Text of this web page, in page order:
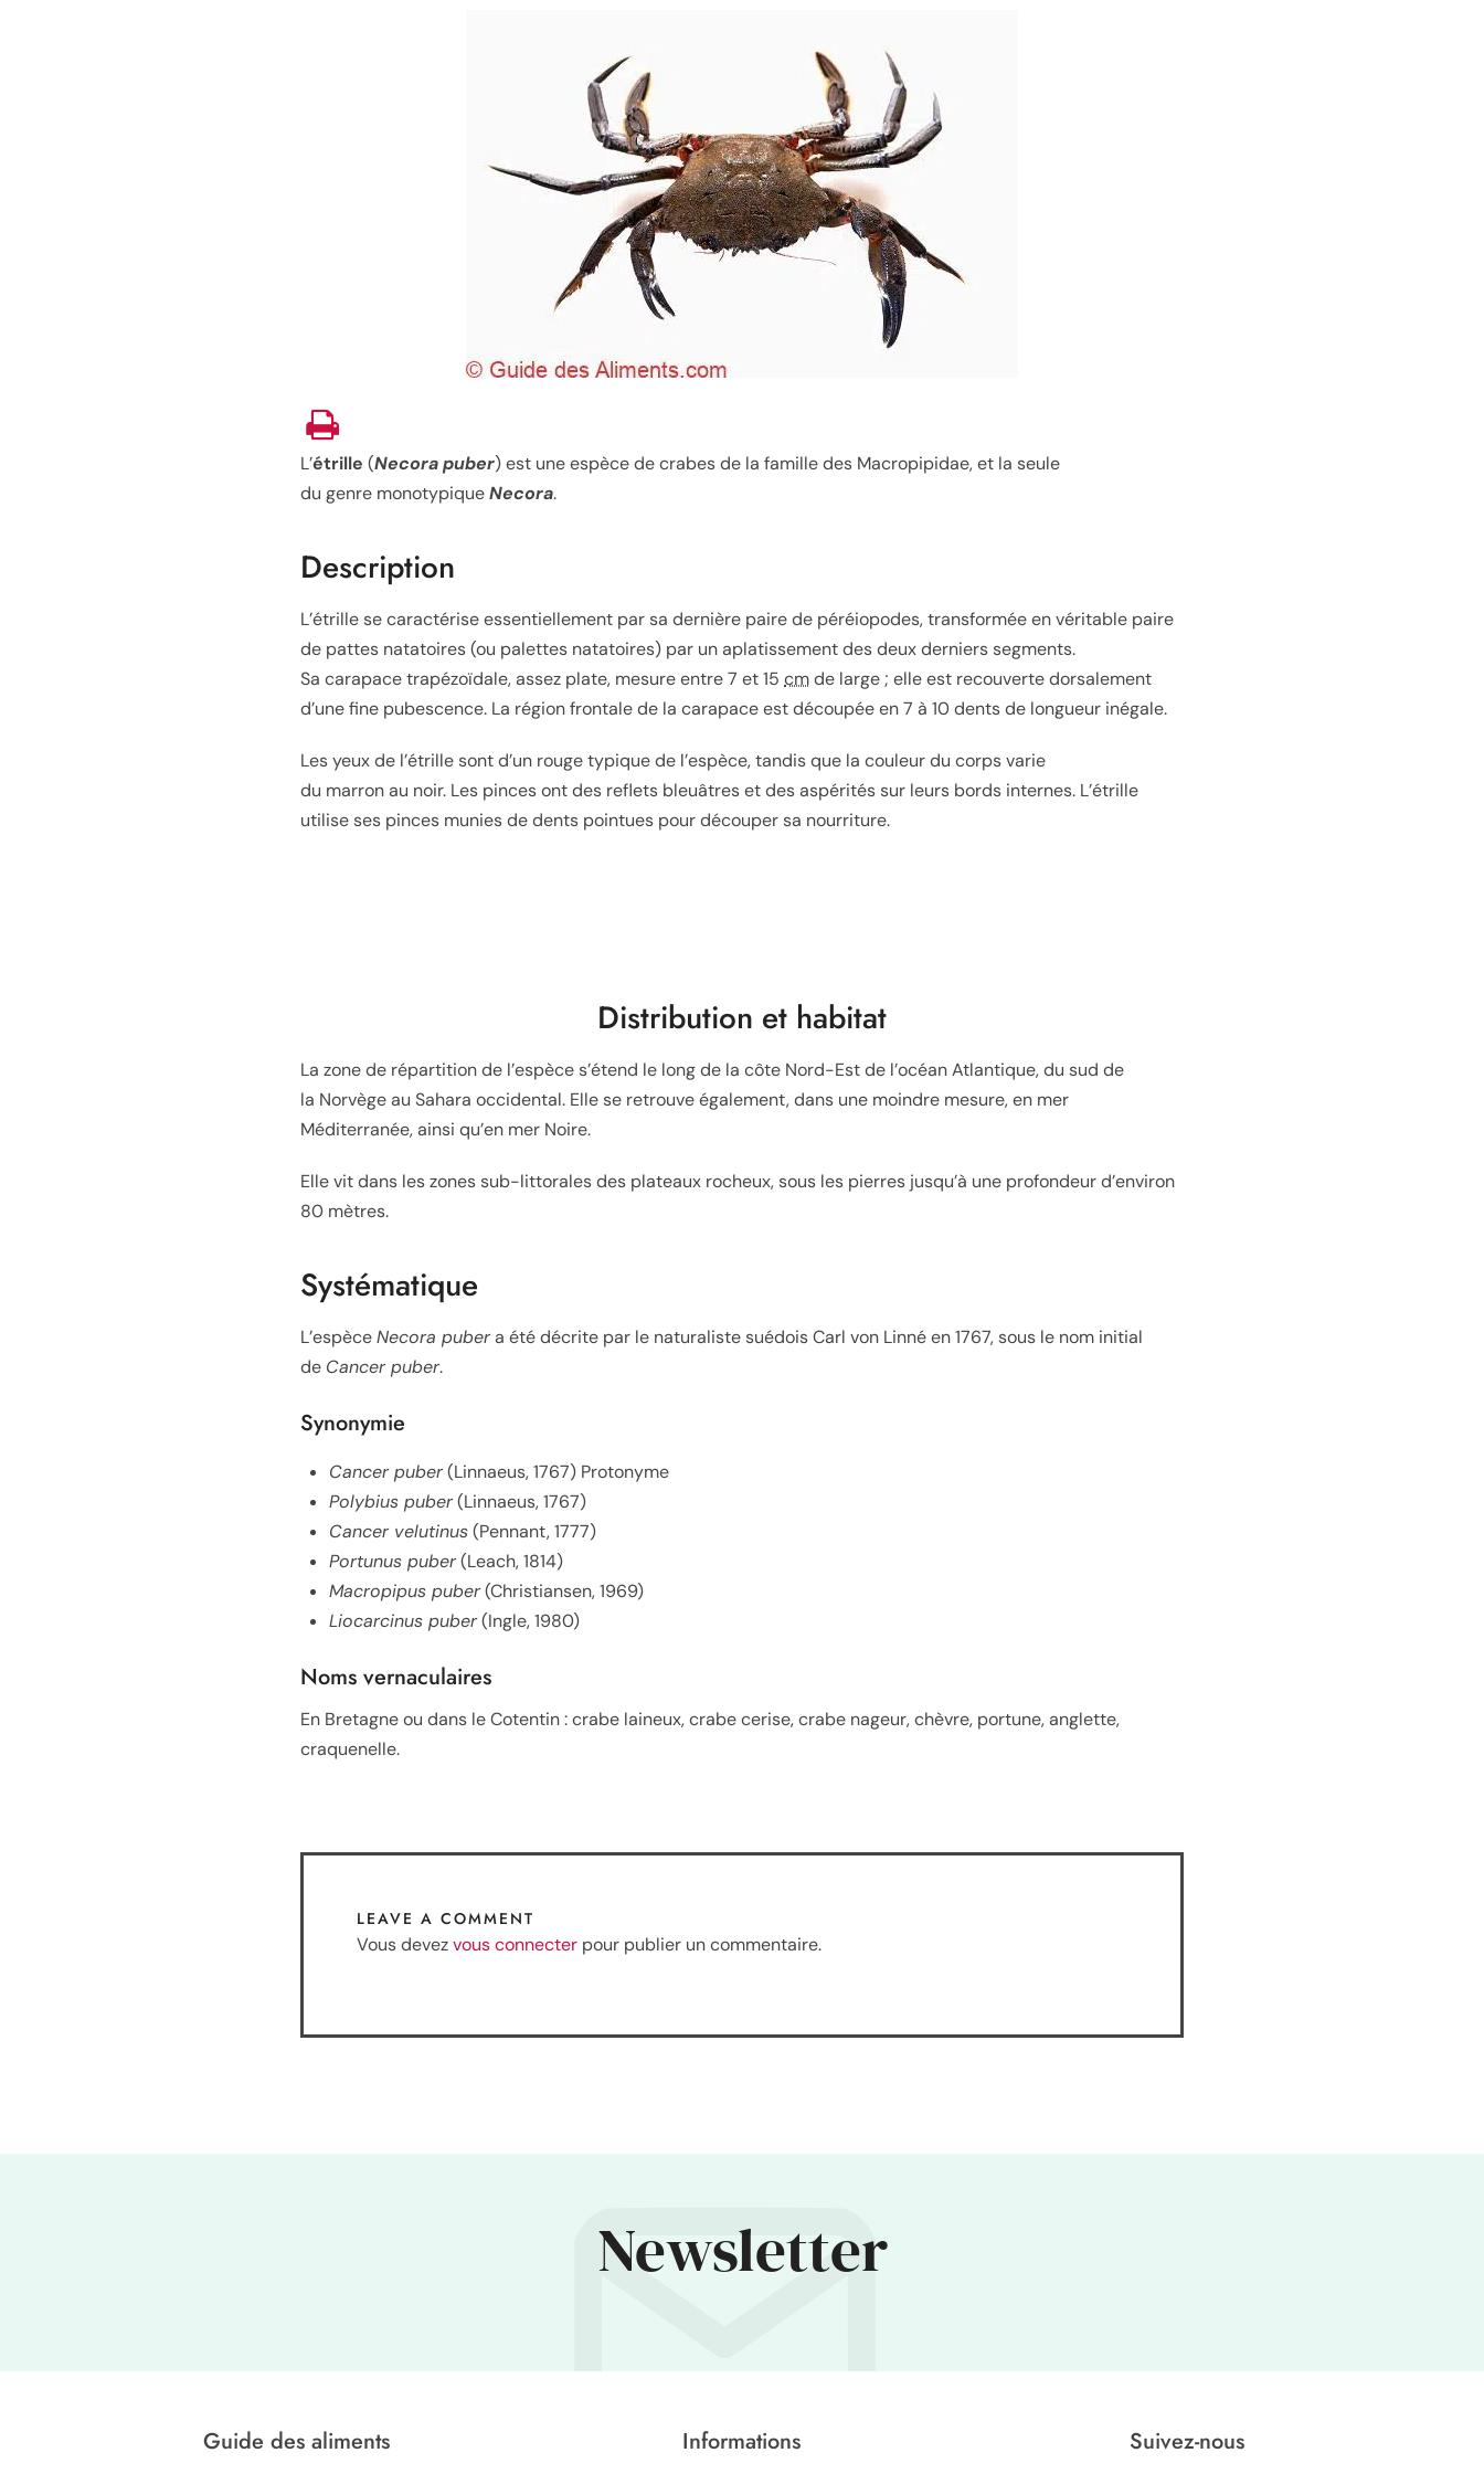
L’étrille (Necora puber) est une espèce de crabes de la famille des Macropipidae, et la seule
du genre monotypiqueNecora.
Description
L’étrille se caractérise essentiellement par sa dernière paire de péréiopodes, transformée en véritable paire
de pattes natatoires (ou palettes natatoires) par un aplatissement des deux derniers segments.
Sa carapace trapézoïdale, assez plate, mesure entre 7 et 15 cmde large ; elle est recouverte dorsalement
d’une fine pubescence. La région frontale de la carapace est découpée en 7 à 10 dents de longueur inégale.
Les yeux de l’étrille sont d’un rouge typique de l’espèce, tandis que la couleur du corps varie
du marron au noir. Les pinces ont des reflets bleuâtres et des aspérités sur leurs bords internes. L’étrille
utilise ses pinces munies de dents pointues pour découper sa nourriture.
Distribution et habitat
La zone de répartition de l’espèce s’étend le long de la côte Nord-Est de l’océan Atlantique, du sud de
la Norvège au Sahara occidental. Elle se retrouve également, dans une moindre mesure, en mer
Méditerranée, ainsi qu’en mer Noire.
Elle vit dans les zones sub-littorales des plateaux rocheux, sous les pierres jusqu’à une profondeur d’environ
80 mètres.
Systématique
L’espèceNecora pubera été décrite par le naturaliste suédois Carl von Linné en 1767, sous le nom initial
de Cancer puber.
Synonymie
Cancer puber(Linnaeus, 1767) Protonyme
Polybius puber(Linnaeus, 1767)
Cancer velutinus(Pennant, 1777)
Portunus puber(Leach, 1814)
Macropipus puber(Christiansen, 1969)
Liocarcinus puber(Ingle, 1980)
Noms vernaculaires
En Bretagne ou dans le Cotentin : crabe laineux, crabe cerise, crabe nageur, chèvre, portune, anglette,
craquenelle.
LEAVE A COMMENT
Vous devezvous connecter pour publier un commentaire.
Newsletter
Guide des aliments Informations Suivez-nous